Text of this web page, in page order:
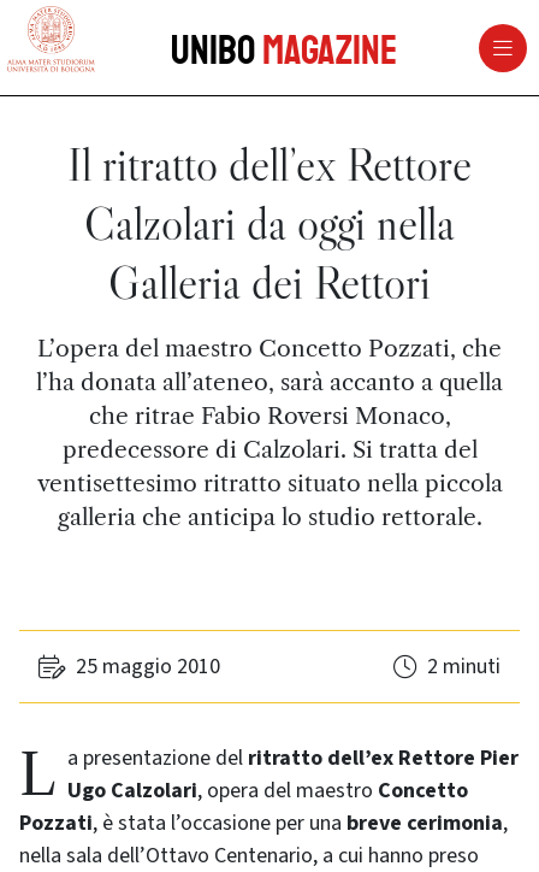
vai al contenuto della pagina
UniboMagazine
Il ritratto dell’ex Rettore
Calzolari da oggi nella
Galleria dei Rettori
L’opera del maestro Concetto Pozzati, che
l’ha donata all’ateneo, sarà accanto a quella
che ritrae Fabio Roversi Monaco,
predecessore di Calzolari. Si tratta del
ventisettesimo ritratto situato nella piccola
galleria che anticipa lo studio rettorale.
25 maggio 2010 2 minuti
La presentazione del ritratto dell’ex Rettore Pier
Ugo Calzolari, opera del maestro Concetto
Pozzati, è stata l’occasione per una breve cerimonia,
nella sala dell’Ottavo Centenario, a cui hanno preso